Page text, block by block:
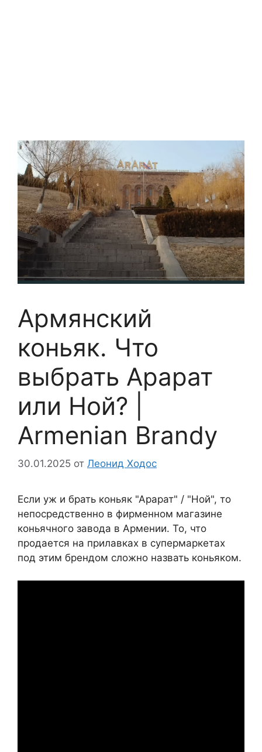
Армянский
коньяк. Что
выбрать Арарат
или Ной? |
Armenian Brandy
30.01.2025 от Леонид Ходос
Если уж и брать коньяк "Арарат" / "Ной", то
непосредственно в фирменном магазине
коньячного завода в Армении. То, что
продается на прилавках в супермаркетах
под этим брендом сложно назвать коньяком.